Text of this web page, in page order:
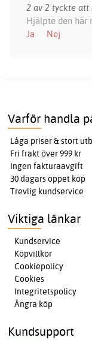
2 av 2 tyckte att
Hjälpte den här
Ja
Nej
Varför handla
Låga priser & stort
Fri frakt över 999 kr
Ingen fakturaavgift
30 dagars öppet köp
Trevlig kundservice
Viktiga länkar
Kundservice
Köpvillkor
Cookiepolicy
Cookies
Integritetspolicy
Ångra köp
Kundsupport